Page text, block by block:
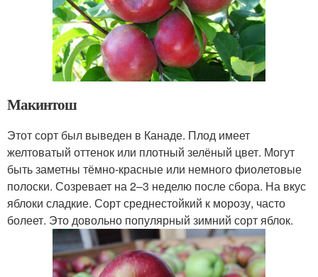
Макинтош
Этот сорт был выведен в Канаде. Плод имеет
желтоватый оттенок или плотный зелёный цвет. Могут
быть заметны тёмно-красные или немного фиолетовые
полоски. Созревает на 2–3 неделю после сбора. На вкус
яблоки сладкие. Сорт среднестойкий к морозу, часто
болеет. Это довольно популярный зимний сорт яблок.